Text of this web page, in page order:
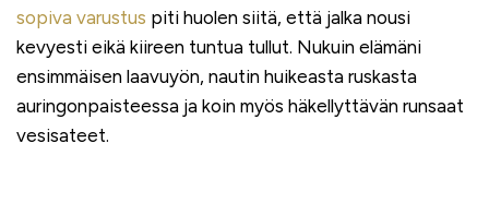
sopiva varustus piti huolen siitä, että jalka nousi
kevyesti eikä kiireen tuntua tullut. Nukuin elämäni
ensimmäisen laavuyön, nautin huikeasta ruskasta
auringonpaisteessa ja koin myös häkellyttävän runsaat
vesisateet.